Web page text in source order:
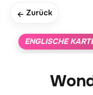
← Zurück
ENGLISCHE